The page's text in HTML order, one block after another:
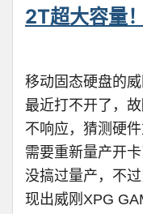
2T超大容量
移动固态硬盘的
最近打不开了，
不响应，猜测硬
需要重新量产开
没搞过量产，不
现出威刚XPG